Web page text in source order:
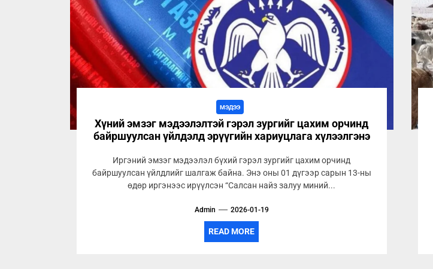
МЭДЭЭ
Хүний эмзэг мэдээлэлтэй гэрэл зургийг цахим орчинд
байршуулсан үйлдэлд эрүүгийн хариуцлага хүлээлгэнэ
Иргэний эмзэг мэдээлэл бүхий гэрэл зургийг цахим орчинд
байршуулсан үйлдлийг шалгаж байна. Энэ оны 01 дүгээр сарын 13-ны
өдөр иргэнээс ирүүлсэн “Салсан найз залуу миний...
Admin 2026-01-19
READ MORE